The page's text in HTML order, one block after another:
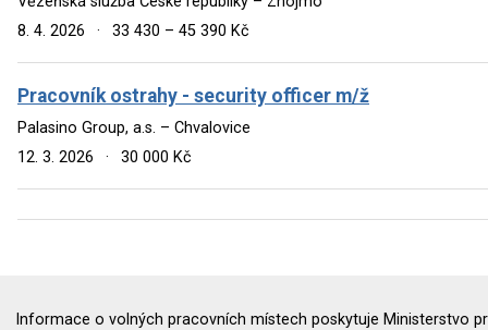
8. 4. 2026
· 33 430 – 45 390 Kč
Pracovník ostrahy - security officer m/ž
Palasino Group, a.s. – Chvalovice
12. 3. 2026
· 30 000 Kč
Informace o volných pracovních místech poskytuje Ministerstvo